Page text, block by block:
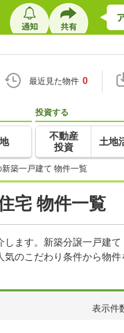
最近見た物件 0
投資する
不動産
投資
土地
築一戸建て 物件一覧
宅 物件一覧
ます。新築分譲一戸建
のこだわり条件から物
表示件